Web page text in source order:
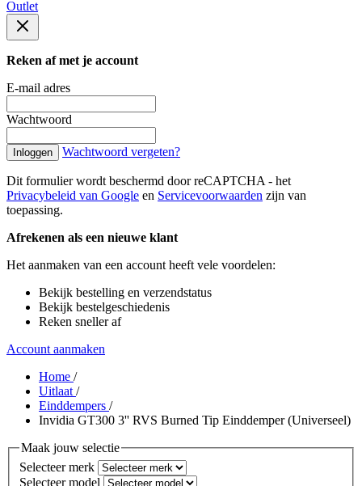
Outlet
Reken af met je account
E-mail adres
Wachtwoord
Inloggen Wachtwoord vergeten?
Dit formulier wordt beschermd door reCAPTCHA - het
Privacybeleid van Google en Servicevoorwaarden zijn van
toepassing.
Afrekenen als een nieuwe klant
Het aanmaken van een account heeft vele voordelen:
Bekijk bestelling en verzendstatus
Bekijk bestelgeschiedenis
Reken sneller af
Account aanmaken
Home /
Uitlaat /
Einddempers /
Invidia GT300 3'' RVS Burned Tip Einddemper (Universeel)
Maak jouw selectie
Selecteer merk
Selecteer model